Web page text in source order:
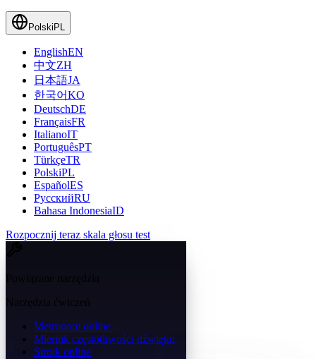
Polski PL
EnglishEN
中文ZH
日本語JA
한국어KO
DeutschDE
FrançaisFR
ItalianoIT
PortuguêsPT
TürkçeTR
PolskiPL
EspañolES
РусскийRU
Bahasa IndonesiaID
Rozpocznij teraz skala głosu test
Powiązane narzędzia
Narzędzia ćwiczeń
Metronom online
Miernik częstotliwości dźwięku
Stroik online